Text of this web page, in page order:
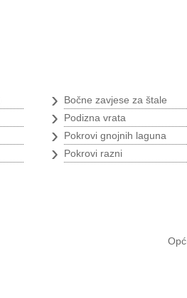
› Bočne zavjese za štale
› Podizna vrata
› Pokrovi gnojnih laguna
› Pokrovi razni